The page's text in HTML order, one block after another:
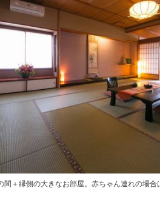
間＋縁側の大きなお部屋。赤ちゃん連れの場